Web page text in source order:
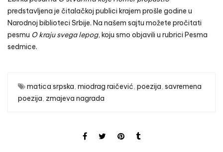
predstavljena je čitalačkoj publici krajem prošle godine u
Narodnoj biblioteci Srbije. Na našem sajtu možete pročitati
pesmu O kraju svega lepog, koju smo objavili u rubrici Pesma
sedmice.
matica srpska, miodrag raičević, poezija, savremena
poezija, zmajeva nagrada